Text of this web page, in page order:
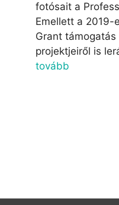
fotósait a
Emellett a 2019-
Grant
projektjeiről is
tovább